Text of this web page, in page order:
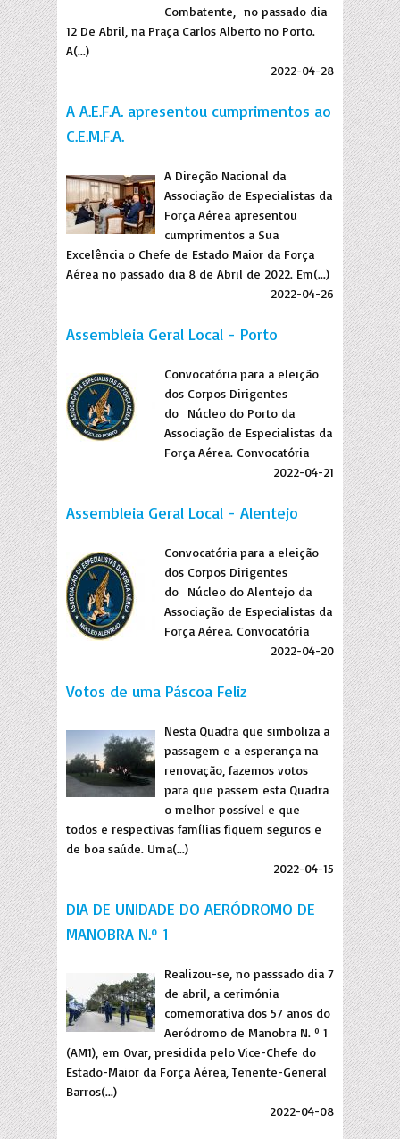
Combatente, no passado dia
12 De Abril, na Praça Carlos Alberto no Porto.
A(...)
2022-04-28
A A.E.F.A. apresentou cumprimentos ao
C.E.M.F.A.
A Direção Nacional da
Associação de Especialistas da
Força Aérea apresentou
cumprimentos a Sua
Excelência o Chefe de Estado Maior da Força
Aérea no passado dia 8 de Abril de 2022. Em(...)
2022-04-26
Assembleia Geral Local - Porto
Convocatória para a eleição
dos Corpos Dirigentes
do Núcleo do Porto da
Associação de Especialistas da
Força Aérea. Convocatória
2022-04-21
Assembleia Geral Local - Alentejo
Convocatória para a eleição
dos Corpos Dirigentes
do Núcleo do Alentejo da
Associação de Especialistas da
Força Aérea. Convocatória
2022-04-20
Votos de uma Páscoa Feliz
Nesta Quadra que simboliza a
passagem e a esperança na
renovação, fazemos votos
para que passem esta Quadra
o melhor possível e que
todos e respectivas famílias fiquem seguros e
de boa saúde. Uma(...)
2022-04-15
DIA DE UNIDADE DO AERÓDROMO DE
MANOBRA N.º 1
Realizou-se, no passsado dia 7
de abril, a cerimónia
comemorativa dos 57 anos do
Aeródromo de Manobra N. º 1
(AM1), em Ovar, presidida pelo Vice-Chefe do
Estado-Maior da Força Aérea, Tenente-General
Barros(...)
2022-04-08